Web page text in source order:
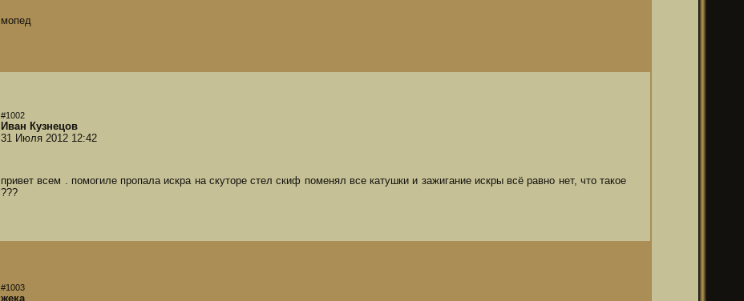
мопед
#1002
Иван Кузнецов
31 Июля 2012 12:42
привет всем . помогиле пропала искра на скуторе стел скиф поменял все катушки и зажигание искры всё равно нет, что такое
???
#1003
жека